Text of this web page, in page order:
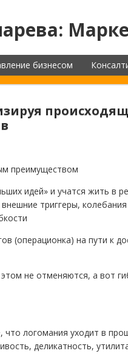
бизнесом
преимуществом
идей» и учатся жить в
триггеры, колебания
(операционка) на пути к
не отменяются, а вот
что логомания уходит в
деликатность,